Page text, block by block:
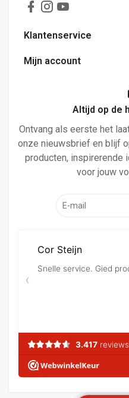
Klantenservice
Mijn account
Altijd op de
Ontvang als eerste het
onze nieuwsbrief en blijf
producten, inspirerende
voor jouw